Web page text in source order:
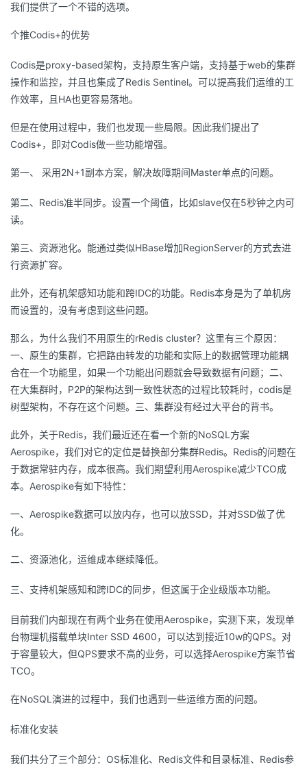
我们提供了一个不错的选项。
个推Codis+的优势
Codis是proxy-based架构，支持原生客户端，支持基于web的集群
操作和监控，并且也集成了Redis Sentinel。可以提高我们运维的工
作效率，且HA也更容易落地。
但是在使用过程中，我们也发现一些局限。因此我们提出了
Codis+，即对Codis做一些功能增强。
第一、 采用2N+1副本方案，解决故障期间Master单点的问题。
第二、Redis准半同步。设置一个阈值，比如slave仅在5秒钟之内可
读。
第三、资源池化。能通过类似HBase增加RegionServer的方式去进
行资源扩容。
此外，还有机架感知功能和跨IDC的功能。Redis本身是为了单机房
而设置的，没有考虑到这些问题。
那么，为什么我们不用原生的rRedis cluster？这里有三个原因：
一、原生的集群，它把路由转发的功能和实际上的数据管理功能耦
合在一个功能里，如果一个功能出问题就会导致数据有问题；二、
在大集群时，P2P的架构达到一致性状态的过程比较耗时，codis是
树型架构，不存在这个问题。三、集群没有经过大平台的背书。
此外，关于Redis，我们最近还在看一个新的NoSQL方案
Aerospike，我们对它的定位是替换部分集群Redis。Redis的问题在
于数据常驻内存，成本很高。我们期望利用Aerospike减少TCO成
本。Aerospike有如下特性：
一、Aerospike数据可以放内存，也可以放SSD，并对SSD做了优
化。
二、资源池化，运维成本继续降低。
三、支持机架感知和跨IDC的同步，但这属于企业级版本功能。
目前我们内部现在有两个业务在使用Aerospike，实测下来，发现单
台物理机搭载单块Inter SSD 4600，可以达到接近10w的QPS。对
于容量较大，但QPS要求不高的业务，可以选择Aerospike方案节省
TCO。
在NoSQL演进的过程中，我们也遇到一些运维方面的问题。
标准化安装
我们共分了三个部分：OS标准化、Redis文件和目录标准、Redis参